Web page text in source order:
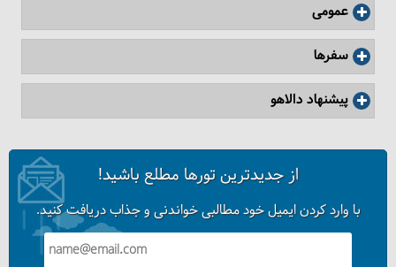
عمومی
سفرها
پیشنهاد دالاهو
از جدیدترین تورها مطلع باشید!
با وارد کردن ایمیل خود مطالبی خواندنی و جذاب دریافت کنید.